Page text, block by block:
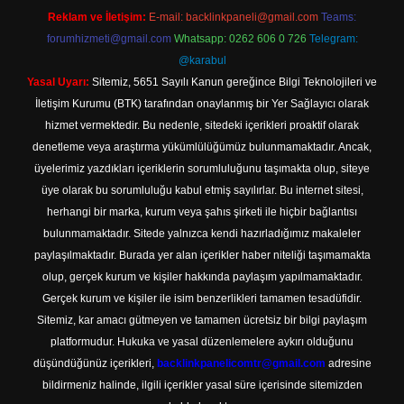
Reklam ve İletişim: E-mail: backlinkpaneli@gmail.com Teams:
forumhizmeti@gmail.com Whatsapp: 0262 606 0 726 Telegram:
@karabul
Yasal Uyarı: Sitemiz, 5651 Sayılı Kanun gereğince Bilgi Teknolojileri ve
İletişim Kurumu (BTK) tarafından onaylanmış bir Yer Sağlayıcı olarak
hizmet vermektedir. Bu nedenle, sitedeki içerikleri proaktif olarak
denetleme veya araştırma yükümlülüğümüz bulunmamaktadır. Ancak,
üyelerimiz yazdıkları içeriklerin sorumluluğunu taşımakta olup, siteye
üye olarak bu sorumluluğu kabul etmiş sayılırlar. Bu internet sitesi,
herhangi bir marka, kurum veya şahıs şirketi ile hiçbir bağlantısı
bulunmamaktadır. Sitede yalnızca kendi hazırladığımız makaleler
paylaşılmaktadır. Burada yer alan içerikler haber niteliği taşımamakta
olup, gerçek kurum ve kişiler hakkında paylaşım yapılmamaktadır.
Gerçek kurum ve kişiler ile isim benzerlikleri tamamen tesadüfidir.
Sitemiz, kar amacı gütmeyen ve tamamen ücretsiz bir bilgi paylaşım
platformudur. Hukuka ve yasal düzenlemelere aykırı olduğunu
düşündüğünüz içerikleri, backlinkpanelicomtr@gmail.com adresine
bildirmeniz halinde, ilgili içerikler yasal süre içerisinde sitemizden